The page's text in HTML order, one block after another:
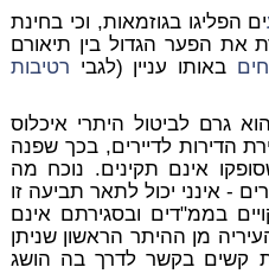
ים הפליגו בגוזמאות, וכי בחינת
את הפער הגדול בין תיאורם
באותו עניין (לגבי רטיבות
גרם לביטול היתרי איכלוס
הדירות לדיירים, בכך שפנה
אינם תקינים. נוכח מה
- אינני יכול לתאר תביעה זו
בממ"דים ובסגירתם אינם
מן ההיתר הראשון שניתן
קשים בקשר לדרך בה הושג